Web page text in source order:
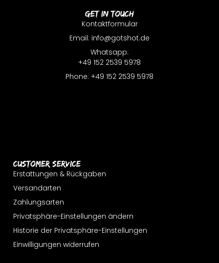
Customer Service
Erstattungen & Rückgaben
Versandarten
Zahlungsarten
Privatsphäre-Einstellungen ändern
Historie der Privatsphäre-Einstellungen
Einwilligungen widerrufen
Get In Touch
Kontaktformular
Email: info@gotshot.de
Whatsapp:
+49 152 2539 5978
Phone: +49 152 2539 5978